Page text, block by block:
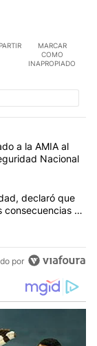
MARCAR
COMO
INAPROPIADO
en los
al ideólogo
a la AMIA al
Nacional
el juez del
declaró que
de
por